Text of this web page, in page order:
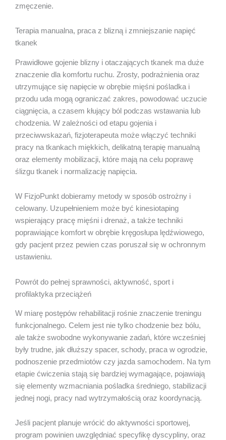
zmęczenie.
Terapia manualna, praca z blizną i zmniejszanie napięć
tkanek
Prawidłowe gojenie blizny i otaczających tkanek ma duże
znaczenie dla komfortu ruchu. Zrosty, podrażnienia oraz
utrzymujące się napięcie w obrębie mięśni pośladka i
przodu uda mogą ograniczać zakres, powodować uczucie
ciągnięcia, a czasem kłujący ból podczas wstawania lub
chodzenia. W zależności od etapu gojenia i
przeciwwskazań, fizjoterapeuta może włączyć techniki
pracy na tkankach miękkich, delikatną terapię manualną
oraz elementy mobilizacji, które mają na celu poprawę
ślizgu tkanek i normalizację napięcia.
W FizjoPunkt dobieramy metody w sposób ostrożny i
celowany. Uzupełnieniem może być kinesiotaping
wspierający pracę mięśni i drenaż, a także techniki
poprawiające komfort w obrębie kręgosłupa lędźwiowego,
gdy pacjent przez pewien czas poruszał się w ochronnym
ustawieniu.
Powrót do pełnej sprawności, aktywność, sport i
profilaktyka przeciążeń
W miarę postępów rehabilitacji rośnie znaczenie treningu
funkcjonalnego. Celem jest nie tylko chodzenie bez bólu,
ale także swobodne wykonywanie zadań, które wcześniej
były trudne, jak dłuższy spacer, schody, praca w ogrodzie,
podnoszenie przedmiotów czy jazda samochodem. Na tym
etapie ćwiczenia stają się bardziej wymagające, pojawiają
się elementy wzmacniania pośladka średniego, stabilizacji
jednej nogi, pracy nad wytrzymałością oraz koordynacją.
Jeśli pacjent planuje wrócić do aktywności sportowej,
program powinien uwzględniać specyfikę dyscypliny, oraz